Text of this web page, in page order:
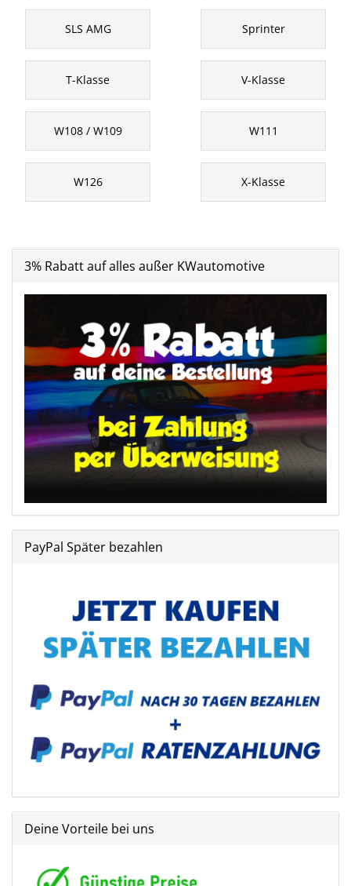
SLS AMG Sprinter
T-Klasse V-Klasse
W108 / W109 W111
W126 X-Klasse
3% Rabatt auf alles außer KWautomotive
PayPal Später bezahlen
Deine Vorteile bei uns